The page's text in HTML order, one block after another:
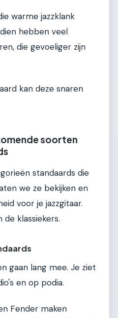
warme jazzklank
hebben veel
die gevoeliger zijn
kan deze snaren
soorten
standaards die
we ze bekijken en
voor je jazzgitaar.
de klassiekers.
gaan lang mee. Je ziet
en op podia.
Fender maken